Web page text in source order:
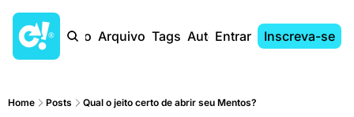
Início Arquivo Tags AutoresEntrar Inscreva-se
Home Posts Qual o jeito certo de abrir seu Mentos?